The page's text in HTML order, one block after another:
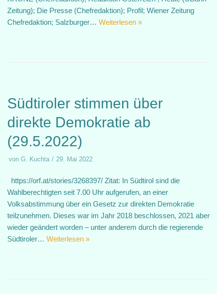
Zeitung); Die Presse (Chefredaktion); Profil; Wiener Zeitung
Chefredaktion; Salzburger… Weiterlesen »
Südtiroler stimmen über
direkte Demokratie ab
(29.5.2022)
von G. Kuchta 29. Mai 2022
https://orf.at/stories/3268397/ Zitat: In Südtirol sind die
Wahlberechtigten seit 7.00 Uhr aufgerufen, an einer
Volksabstimmung über ein Gesetz zur direkten Demokratie
teilzunehmen. Dieses war im Jahr 2018 beschlossen, 2021 aber
wieder geändert worden – unter anderem durch die regierende
Südtiroler… Weiterlesen »